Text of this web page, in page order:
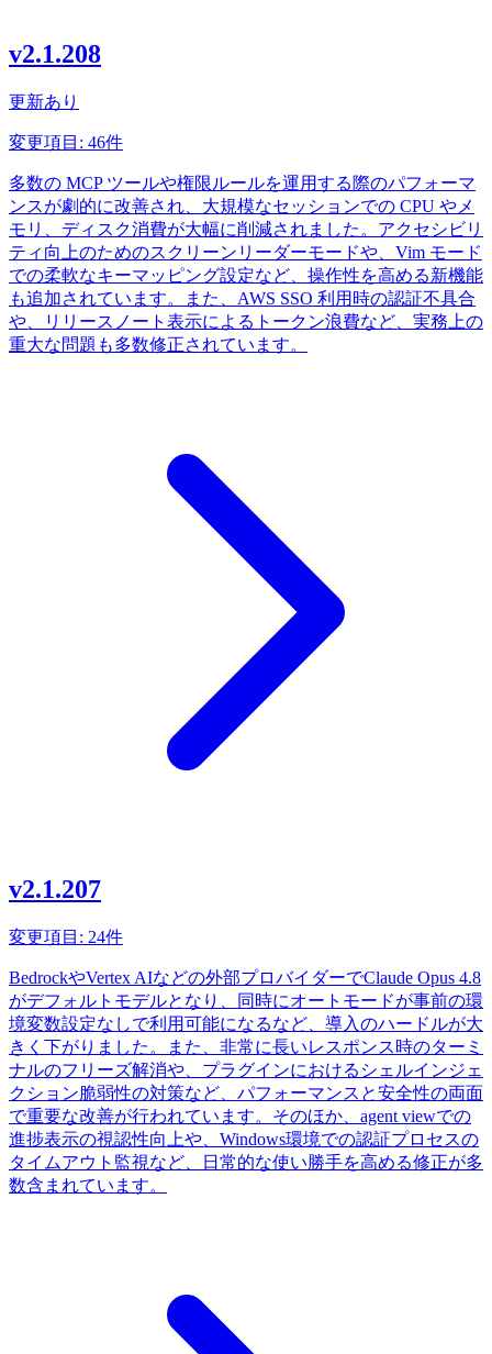
v2.1.208
更新あり
変更項目: 46件
多数の MCP ツールや権限ルールを運用する際のパフォーマ
ンスが劇的に改善され、大規模なセッションでの CPU やメ
モリ、ディスク消費が大幅に削減されました。アクセシビリ
ティ向上のためのスクリーンリーダーモードや、Vim モード
での柔軟なキーマッピング設定など、操作性を高める新機能
も追加されています。また、AWS SSO 利用時の認証不具合
や、リリースノート表示によるトークン浪費など、実務上の
重大な問題も多数修正されています。
v2.1.207
変更項目: 24件
BedrockやVertex AIなどの外部プロバイダーでClaude Opus 4.8
がデフォルトモデルとなり、同時にオートモードが事前の環
境変数設定なしで利用可能になるなど、導入のハードルが大
きく下がりました。また、非常に長いレスポンス時のターミ
ナルのフリーズ解消や、プラグインにおけるシェルインジェ
クション脆弱性の対策など、パフォーマンスと安全性の両面
で重要な改善が行われています。そのほか、agent viewでの
進捗表示の視認性向上や、Windows環境での認証プロセスの
タイムアウト監視など、日常的な使い勝手を高める修正が多
数含まれています。